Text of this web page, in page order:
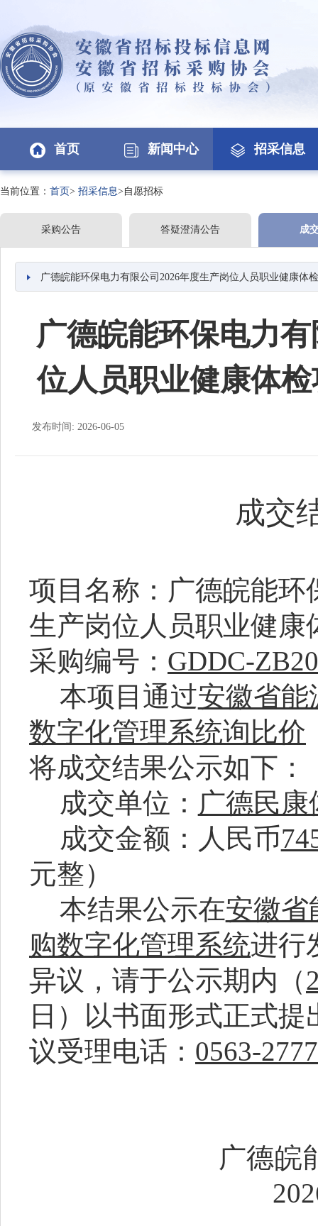
首页 新闻中心 招采信息
当前位置： 首页> 招采信息>自愿招标
采购公告 答疑澄清公告 成
广德皖能环保电力有限公司2026年度生产岗位人员职业健康体
广德皖能环保电力
位人员职业健康体
发布时间: 2026-06-05
成交
项目名称：广德皖能环
生产岗位人员职业健康
采购编号： GDDC-
本项目通过安徽省能
数字化管理系统询比价
将成交结果公示如下：
成交单位： 广德民
成交金额：人民币
元整）
本结果公示在安徽省
购数字化管理系统进行
异议，请于公示期内（
日）以书面形式正式
议受理电话： 0563-
广德皖